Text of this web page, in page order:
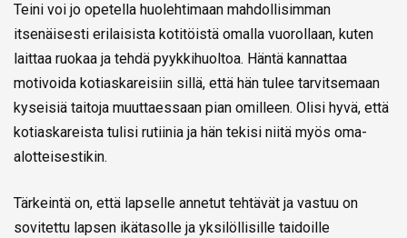
Teini voi jo opetella huolehtimaan mahdollisimman
itsenäisesti erilaisista kotitöistä omalla vuorollaan, kuten
laittaa ruokaa ja tehdä pyykkihuoltoa. Häntä kannattaa
motivoida kotiaskareisiin sillä, että hän tulee tarvitsemaan
kyseisiä taitoja muuttaessaan pian omilleen. Olisi hyvä, että
kotiaskareista tulisi rutiinia ja hän tekisi niitä myös oma-
alotteisestikin.
Tärkeintä on, että lapselle annetut tehtävät ja vastuu on
sovitettu lapsen ikätasolle ja yksilöllisille taidoille